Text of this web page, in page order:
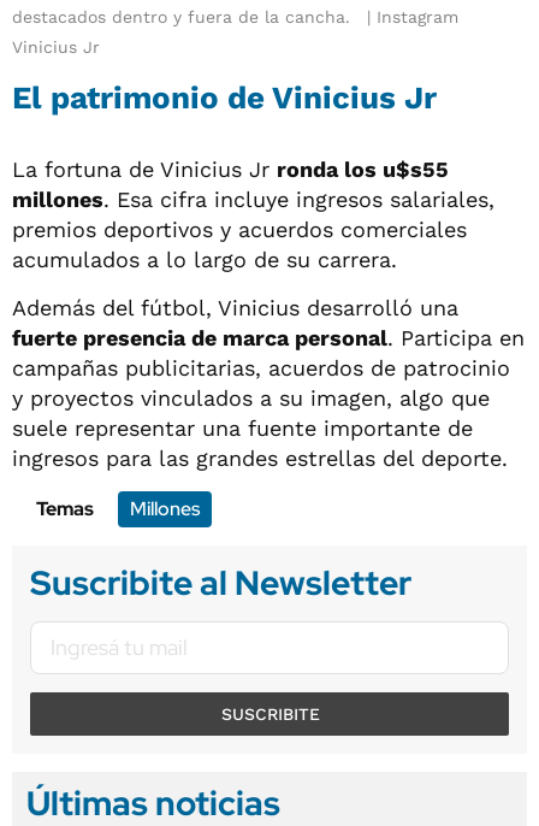
destacados dentro y fuera de la cancha.
Instagram
Vinicius Jr
El patrimonio de Vinicius Jr
La fortuna de Vinicius Jr ronda los u$s55
millones. Esa cifra incluye ingresos salariales,
premios deportivos y acuerdos comerciales
acumulados a lo largo de su carrera.
Además del fútbol, Vinicius desarrolló una
fuerte presencia de marca personal. Participa en
campañas publicitarias, acuerdos de patrocinio
y proyectos vinculados a su imagen, algo que
suele representar una fuente importante de
ingresos para las grandes estrellas del deporte.
Temas
Millones
Suscribite al Newsletter
SUSCRIBITE
Últimas noticias